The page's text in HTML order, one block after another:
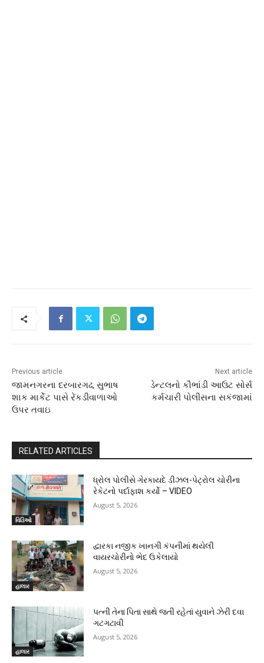
Previous article
જામનગરના દરબારગઢ, સુભાષ
શાક માર્કેટ પાસે રેંકડીવાળાઓ
ઉપર તવાઇ
Next article
ડેન્ટલનો કૌભાંડી આઉટ સોર્સ
કર્મચારી પોલીસના સકંજામાં
RELATED ARTICLES
વિડિઓ
ધ્રોલ પોલીસે ગેરકાયદે ડીઝલ-પેટ્રોલ ચોરીના
રેકેટનો પર્દાફાશ કર્યો – VIDEO
August 5, 2026
હાલાર
દ્વારકા નજીક ખાનગી કંપનીમાં થયેલી
વાયરચોરીનો ભેદ ઉકેલાયો
August 5, 2026
હાલાર
પત્ની તેના પિતા સાથે જતી રહેતાં યુવાને ઝેરી દવા
ગટગટાવી
August 5, 2026